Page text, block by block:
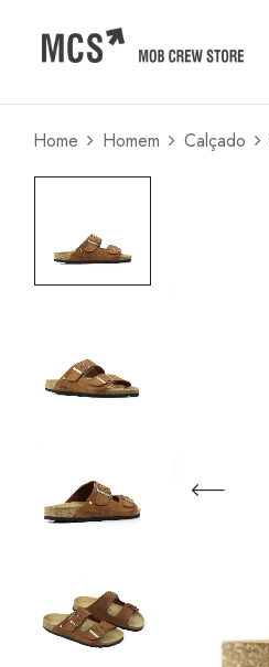
Home Homem Calçado